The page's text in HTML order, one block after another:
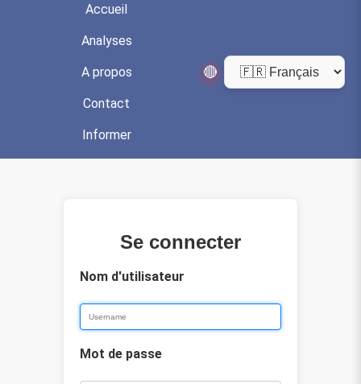
Accueil
Analyses
A propos
Contact
Informer
🔴
Se connecter
Nom d'utilisateur
Mot de passe